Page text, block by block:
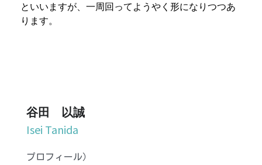
といいますが、一周回ってようやく形になりつつあ
ります。
谷田　以誠
Isei Tanida
プロフィール）